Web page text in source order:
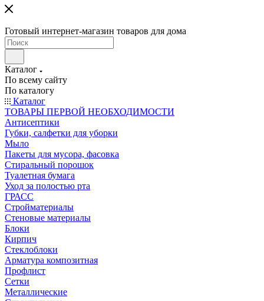
Готовый интернет-магазин товаров для дома
Каталог
По всему сайту
По каталогу
Каталог
ТОВАРЫ ПЕРВОЙ НЕОБХОДИМОСТИ
Антисептики
Губки, салфетки для уборки
Мыло
Пакеты для мусора, фасовка
Стиральный порошок
Туалетная бумага
Уход за полостью рта
ГРАСС
Стройматериалы
Стеновые материалы
Блоки
Кирпич
Стеклоблоки
Арматура композитная
Профлист
Сетки
Металлические